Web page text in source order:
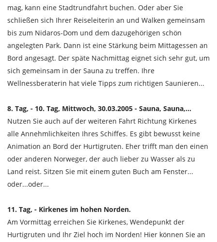
mag, kann eine Stadtrundfahrt buchen. Oder aber Sie
schließen sich Ihrer Reiseleiterin an und Walken gemeinsam
bis zum Nidaros-Dom und dem dazugehörigen schön
angelegten Park. Dann ist eine Stärkung beim Mittagessen an
Bord angesagt. Der späte Nachmittag eignet sich sehr gut, um
sich gemeinsam in der Sauna zu treffen. Ihre
Wellnessberaterin hat viele Tipps zum richtigen Saunieren...
8. Tag, - 10. Tag, Mittwoch, 30.03.2005 - Sauna, Sauna,...
Nutzen Sie auch auf der weiteren Fahrt Richtung Kirkenes
alle Annehmlichkeiten Ihres Schiffes. Es gibt bewusst keine
Animation an Bord der Hurtigruten. Eher trifft man den einen
oder anderen Norweger, der auch lieber zu Wasser als zu
Land reist. Sitzen Sie mit einem guten Buch am Fenster...
oder...oder...
11. Tag, - Kirkenes im hohen Norden.
Am Vormittag erreichen Sie Kirkenes, Wendepunkt der
Hurtigruten und Ihr Ziel hoch im Norden! Hier können Sie an